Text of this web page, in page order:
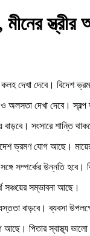
দেখা দেবে। বিদেশ
অলসতা দেখা দেবে।
সংসারে শান্তি
ভ্রমণ যোগ আছে।
সম্পর্কের উন্নতি হবে।
সম্ভাবনা আছে।
বাড়বে। ব্যবসা
পিতার স্বাস্থ্য ভালো